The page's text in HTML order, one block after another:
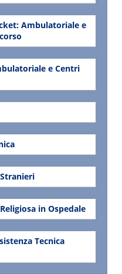
Ambulatoriale e
e Centri
in Ospedale
Tecnica